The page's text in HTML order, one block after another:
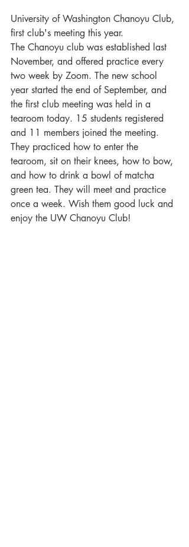
University of Washington Chanoyu Club,
first club's meeting this year.
The Chanoyu club was established last
November, and offered practice every
two week by Zoom. The new school
year started the end of September, and
the first club meeting was held in a
tearoom today. 15 students registered
and 11 members joined the meeting.
They practiced how to enter the
tearoom, sit on their knees, how to bow,
and how to drink a bowl of matcha
green tea. They will meet and practice
once a week. Wish them good luck and
enjoy the UW Chanoyu Club!